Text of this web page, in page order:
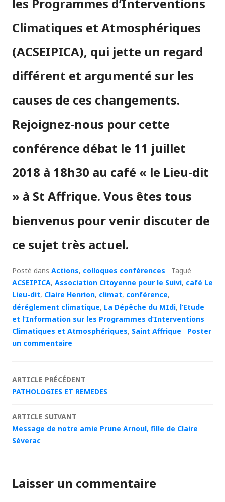
Climatiques et Atmosphériques
(ACSEIPICA), qui jette un regard
différent et argumenté sur les
causes de ces changements.
Rejoignez-nous pour cette
conférence débat le 11 juillet
2018 à 18h30 au café « le Lieu-dit
» à St Affrique. Vous êtes tous
bienvenus pour venir discuter de
ce sujet très actuel.
Posté dans Actions, colloques conférences
Tagué
ACSEIPICA, Association Citoyenne pour le Suivi, café Le
Lieu-dit, Claire Henrion, climat, conférence,
déréglement climatique, La Dépêche du MIdi, l’Etude
et l’Information sur les Programmes d’Interventions
Climatiques et Atmosphériques, Saint Affrique
Poster
un commentaire
Navigation
articles
ARTICLE PRÉCÉDENT
PATHOLOGIES ET REMEDES
ARTICLE SUIVANT
Message de notre amie Prune Arnoul, fille de Claire
Séverac
Laisser un commentaire